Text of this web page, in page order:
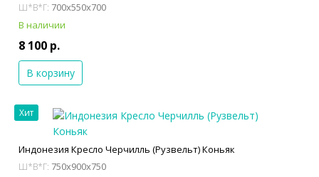
Ш*В*Г: 700x550x700
В наличии
8 100 р.
В корзину
Хит
Индонезия Кресло Черчилль (Рузвельт) Коньяк
Ш*В*Г: 750x900x750